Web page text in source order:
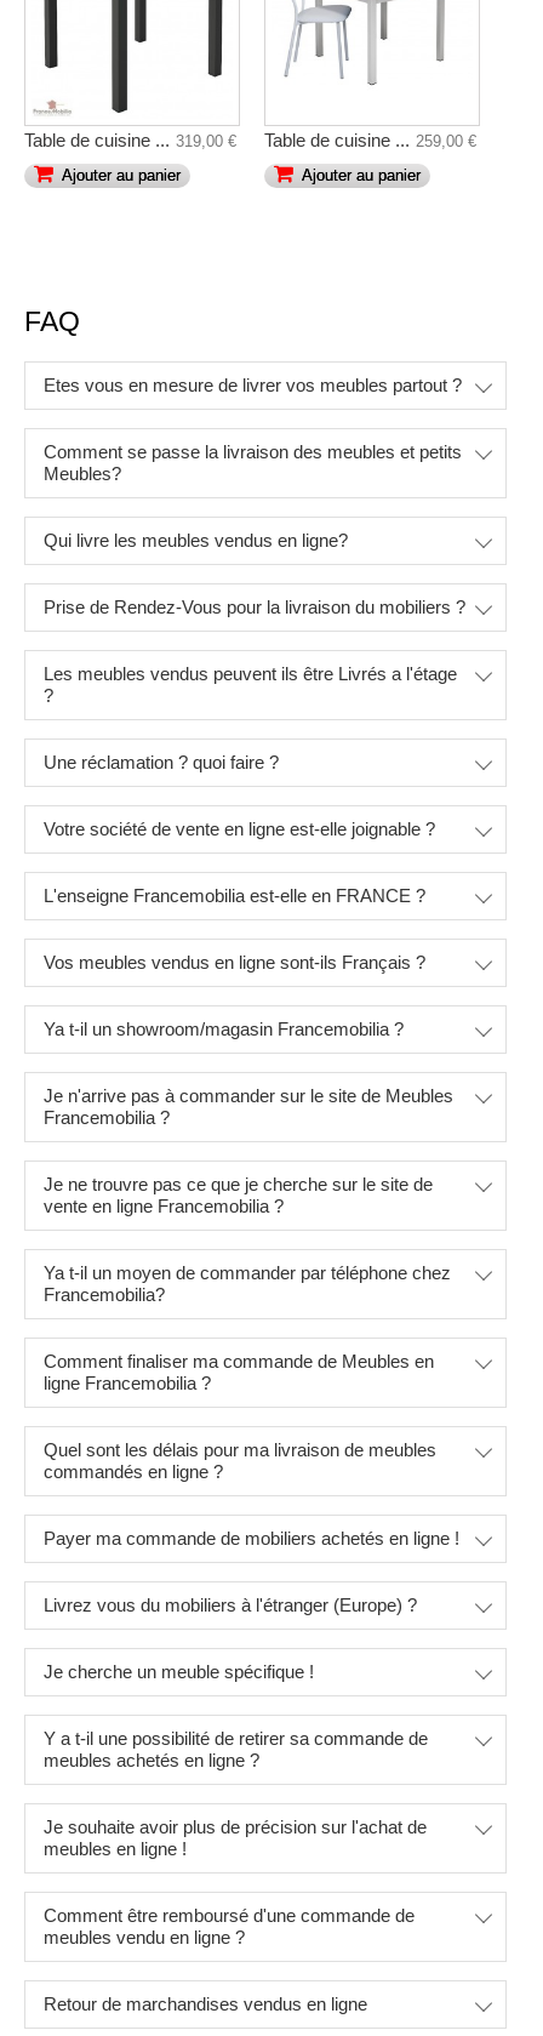
Table de cuisine ... 319,00 €
Ajouter au panier
Table de cuisine ... 259,00 €
Ajouter au panier
FAQ
Etes vous en mesure de livrer vos meubles partout ?
Comment se passe la livraison des meubles et petits
Meubles?
Qui livre les meubles vendus en ligne?
Prise de Rendez-Vous pour la livraison du mobiliers ?
Les meubles vendus peuvent ils être Livrés a l'étage
?
Une réclamation ? quoi faire ?
Votre société de vente en ligne est-elle joignable ?
L'enseigne Francemobilia est-elle en FRANCE ?
Vos meubles vendus en ligne sont-ils Français ?
Ya t-il un showroom/magasin Francemobilia ?
Je n'arrive pas à commander sur le site de Meubles
Francemobilia ?
Je ne trouvre pas ce que je cherche sur le site de
vente en ligne Francemobilia ?
Ya t-il un moyen de commander par téléphone chez
Francemobilia?
Comment finaliser ma commande de Meubles en
ligne Francemobilia ?
Quel sont les délais pour ma livraison de meubles
commandés en ligne ?
Payer ma commande de mobiliers achetés en ligne !
Livrez vous du mobiliers à l'étranger (Europe) ?
Je cherche un meuble spécifique !
Y a t-il une possibilité de retirer sa commande de
meubles achetés en ligne ?
Je souhaite avoir plus de précision sur l'achat de
meubles en ligne !
Comment être remboursé d'une commande de
meubles vendu en ligne ?
Retour de marchandises vendus en ligne